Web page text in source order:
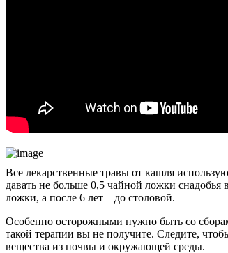
Все лекарственные травы от кашля
давать не больше 0,5 чайной ложки снадобья
ложки, а после 6 лет – до столовой.
Особенно осторожными нужно быть со
такой терапии вы не получите. Следите,
вещества из почвы и окружающей среды.